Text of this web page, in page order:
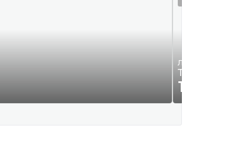
Легковые а/м и
Такта карола
17 542